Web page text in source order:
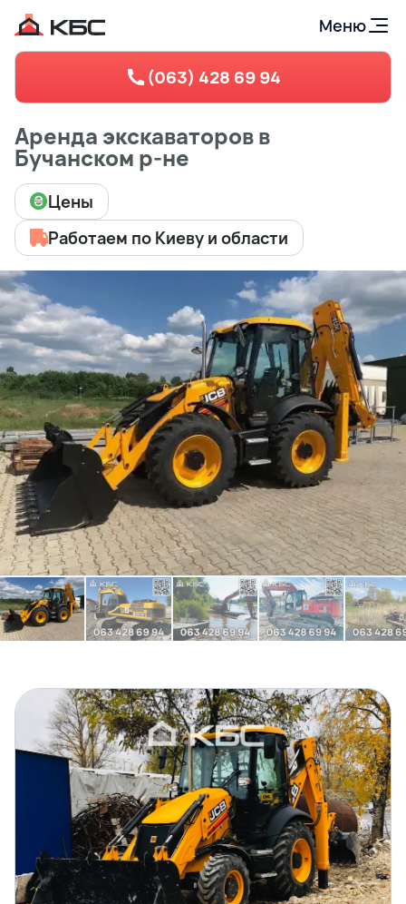
Меню
(063) 428 69 94
Аренда экскаваторов в
Бучанском р-не
Цены
Работаем по Киеву и области